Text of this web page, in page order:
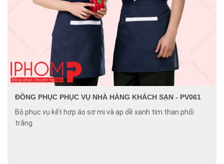
ĐỒNG PHỤC PHỤC VỤ NHÀ HÀNG KHÁCH SẠN - PV061
Bộ phục vụ kết hợp áo sơ mi và ạp dề xanh tím than phối
trắng